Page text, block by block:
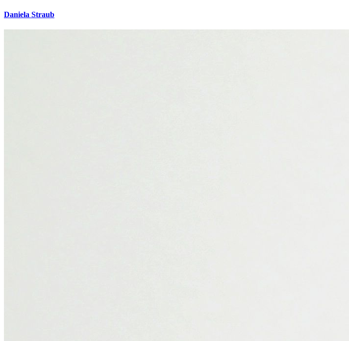
Daniela Straub